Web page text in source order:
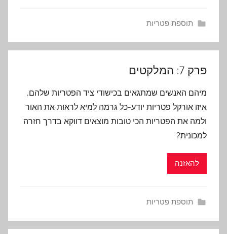
תוספת פטריות
פרק 7: המלקטים
מיהם האנשים שמתגאים בכישודי ציד הפטריות שלהם,
איזו אורקל פטריות יודע-כל גרמה למיא לראות את האור
ולמה את הפטריות הכי טובות מוצאים דווקא בדרך חזרה
למכונית?
להאזנה
תוספת פטריות